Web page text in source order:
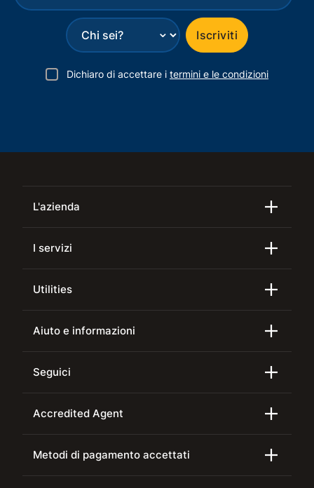
⌄ Iscriviti
Dichiaro di accettare i termini e le condizioni
L'azienda
I servizi
Utilities
Aiuto e informazioni
Seguici
Accredited Agent
Metodi di pagamento accettati